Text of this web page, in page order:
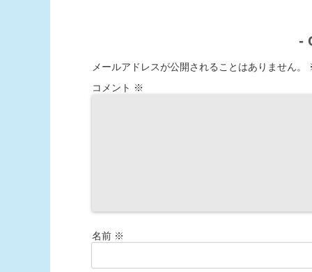
-
メールアドレスが公開されることはありません。
コメント ※
名前 ※